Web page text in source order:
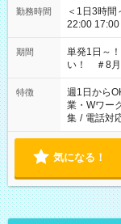
勤務時間
＜1日3時間～OK！＞ ▼ 例えば
22:00 17:00～22:00 など こち
ださい！
期間
単発1日～
い！ ＃8
特徴 週1日から
業・Wワー
集 / 電話対
気になる！